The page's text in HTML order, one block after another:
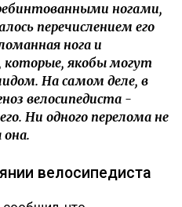
ногами,
перечислением его
нога и
которые, якобы могут
На самом деле, в
велосипедиста -
Ни одного перелома не
она.
велосипедиста